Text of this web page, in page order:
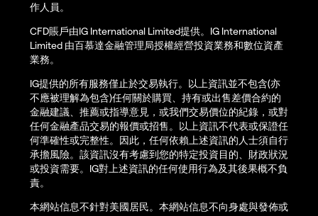
作人員。
CFD賬戶由IG International Limited提供。IG International
Limited 由百慕達金融管理局授權經營投資業務和數位資產
業務。
IG提供的所有服務僅止於交易執行。以上資訊並不包含(亦
不應被理解為包含)任何關於購買、持有或出售差價合約的
金融建議、推薦或指導意見，或我們交易價位的紀錄，或對
任何金融產品交易的報價或招售。以上資訊不代表或保證任
何準確性或完整性。因此，任何依賴上述資訊的人士須自行
承擔風險。該資訊沒有考慮到您的特定投資目的、財政狀況
或投資需要。IG對上述資訊的任何使用行為及其後果概不負
責。
本網站信息不針對美國居民。本網站信息不向身處與發佈或